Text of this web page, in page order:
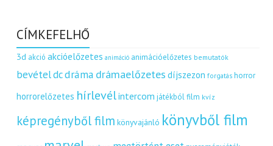
CÍMKEFELHŐ
3d akció akcióelőzetes animáció animációelőzetes bemutatók
bevételdcdráma drámaelőzetes díjszezon forgatás horror
horrorelőzetes hírlevélintercom játékból film kvíz
képregényből film könyvajánló könyvből film